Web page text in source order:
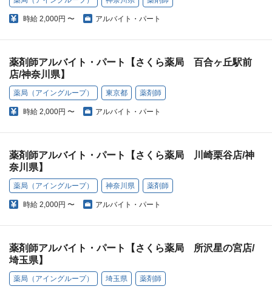
時給 2,000円 〜 アルバイト・パート
薬剤師アルバイト・パート【さくら薬局 百合ヶ丘駅前
店/神奈川県】
薬局（アイングループ） 東京都 薬剤師
時給 2,000円 〜 アルバイト・パート
薬剤師アルバイト・パート【さくら薬局 川崎栗谷店/神
奈川県】
薬局（アイングループ） 神奈川県 薬剤師
時給 2,000円 〜 アルバイト・パート
薬剤師アルバイト・パート【さくら薬局 所沢星の宮店/
埼玉県】
薬局（アイングループ） 埼玉県 薬剤師